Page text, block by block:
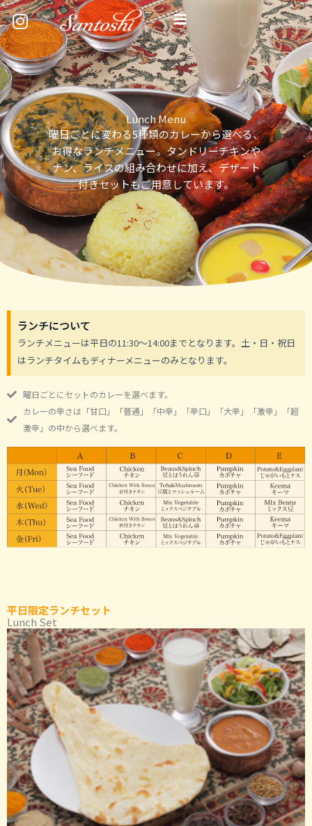
内
容
を
ス
キ
ッ
プ
Lunch Menu
曜日ごとに変わる5種類のカレーから選べる、
お得なランチメニュー。タンドリーチキンや
ナン、ライスの組み合わせに加え、デザート
付きセットもご用意しています。
ランチについて
ランチメニューは平日の11:30〜14:00までとなります。土・日・祝日
はランチタイムもディナーメニューのみとなります。
曜日ごとにセットのカレーを選べます。
カレーの辛さは「甘口」「普通」「中辛」「辛口」「大辛」「激辛」「超
激辛」の中から選べます。
平日限定ランチセット
Lunch Set